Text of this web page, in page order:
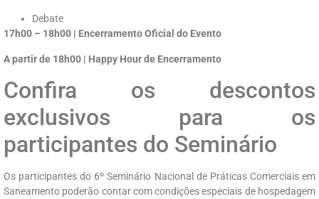
Debate
17h00 – 18h00 | Encerramento Oficial do Evento
A partir de 18h00 | Happy Hour de Encerramento
Confira os descontos
exclusivos para os
participantes do Seminário
Os participantes do 6º Seminário Nacional de Práticas Comerciais em
Saneamento poderão contar com condições especiais de hospedagem